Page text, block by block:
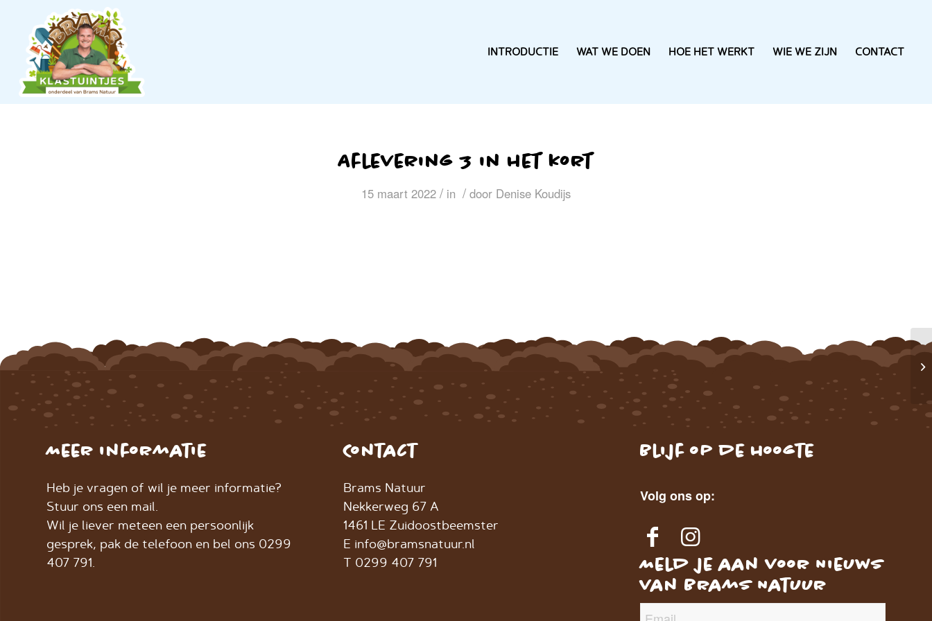
INTRODUCTIE WAT WE DOEN HOE HET WERKT WIE WE ZIJN CONTACT
Aflevering 3 in het kort
15 maart 2022 / in / door Denise Koudijs
Meer informatie
Heb je vragen of wil je meer informatie?
Stuur ons een mail.
Wil je liever meteen een persoonlijk
gesprek, pak de telefoon en bel ons 0299
407 791.
Contact
Brams Natuur
Nekkerweg 67 A
1461 LE Zuidoostbeemster
E info@bramsnatuur.nl
T 0299 407 791
Blijf op de hoogte
Volg ons op:
Meld je aan voor Nieuws
van Brams Natuur
E-